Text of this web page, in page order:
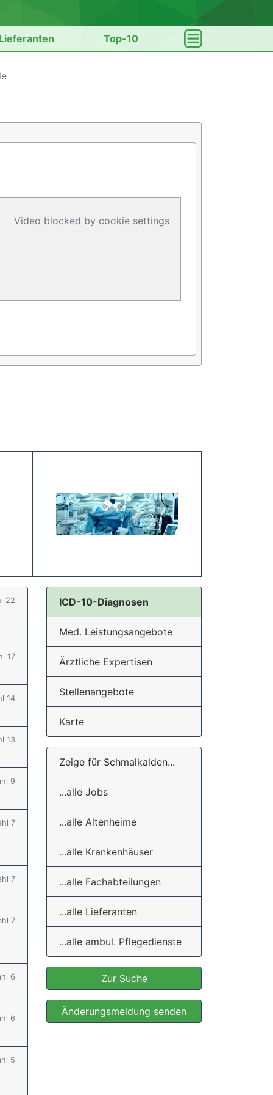
Lieferanten Top-10
Video blocked by cookie settings
22
17
14
13
9
7
7
7
6
6
5
ICD-10-Diagnosen
Med. Leistungsangebote
Ärztliche Expertisen
Stellenangebote
Karte
Zeige für Schmalkalden...
...alle Jobs
...alle Altenheime
...alle Krankenhäuser
...alle Fachabteilungen
...alle Lieferanten
...alle ambul. Pflegedienste
Zur Suche
Änderungsmeldung senden